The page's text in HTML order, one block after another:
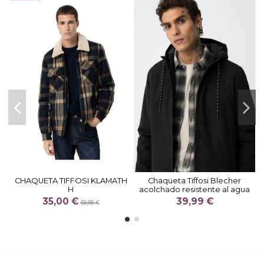
CHAQUETA TIFFOSI KLAMATH
H
35,00 €69,99 €
Chaqueta Tiffosi Blecher
acolchado resistente al agua
39,99 €